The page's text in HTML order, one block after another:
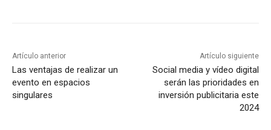
Artículo anterior
Las ventajas de realizar un
evento en espacios
singulares
Artículo siguiente
Social media y vídeo digital
serán las prioridades en
inversión publicitaria este
2024